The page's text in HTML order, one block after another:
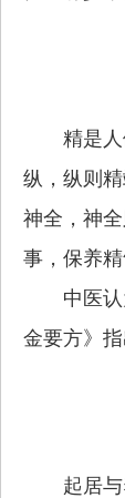
精是
纵，纵则
神全，神
事，保养精
中医
金要方》
起居